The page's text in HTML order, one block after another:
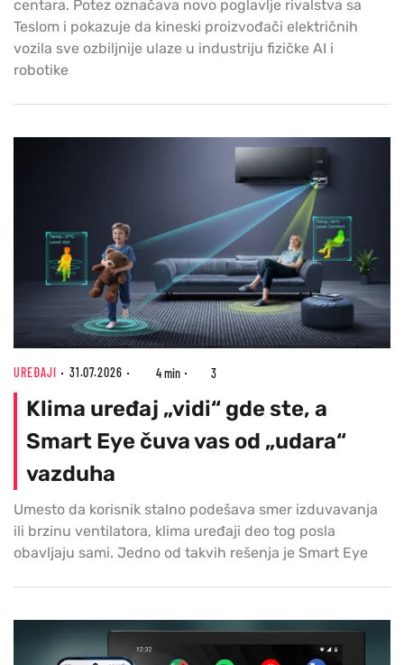
centara. Potez označava novo poglavlje rivalstva sa
Teslom i pokazuje da kineski proizvođači električnih
vozila sve ozbiljnije ulaze u industriju fizičke AI i
robotike
UREĐAJI 31.07.2026 4 min 3
Klima uređaj „vidi“ gde ste, a
Smart Eye čuva vas od „udara“
vazduha
Umesto da korisnik stalno podešava smer izduvavanja
ili brzinu ventilatora, klima uređaji deo tog posla
obavljaju sami. Jedno od takvih rešenja je Smart Eye